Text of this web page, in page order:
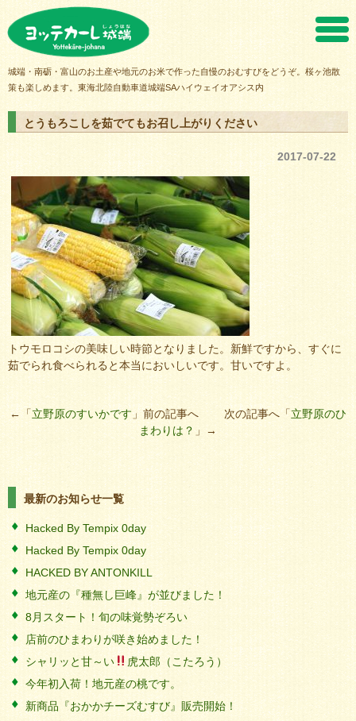
城端・南砺・富山のお土産や地元のお米で作った自慢のおむすびをどうぞ。桜ヶ池散
策も楽しめます。東海北陸自動車道城端SAハイウェイオアシス内
とうもろこしを茹でてもお召し上がりください
2017-07-22
トウモロコシの美味しい時節となりました。新鮮ですから、すぐに
茹でられ食べられると本当においしいです。甘いですよ。
←「立野原のすいかです」前の記事へ 次の記事へ「立野原のひ
まわりは？ 」→
最新のお知らせ一覧
Hacked By Tempix 0day
Hacked By Tempix 0day
HACKED BY ANTONKILL
地元産の『種無し巨峰』が並びました！
8月スタート！旬の味覚勢ぞろい
店前のひまわりが咲き始めました！
シャリッと甘～い
虎太郎（こたろう）
今年初入荷！地元産の桃です。
新商品『おかかチーズむすび』販売開始！